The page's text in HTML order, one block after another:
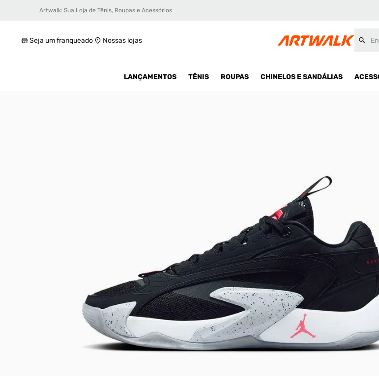
Artwalk: Sua Loja de Tênis, Roupas e Acessórios
Seja um franqueado Nossas lojas
LANÇAMENTOS TÊNIS ROUPAS CHINELOS E SANDÁLIAS
Tênis Jordan Luka 2 Masculino